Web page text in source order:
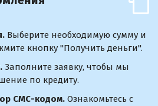
Выберите необходимую сумму и
кнопку "Получить деньги".
Заполните заявку, чтобы мы
по кредиту.
СМС-кодом. Ознакомьтесь с